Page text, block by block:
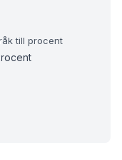
till procent